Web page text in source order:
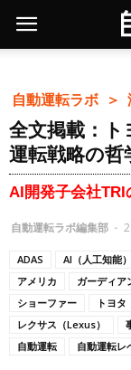
自動運転ラボ ＞
全文掲載：ト
運転戦略の哲
AI開発子会社TRI
自動運転ラボ編集部 -
ADAS AI（人工知能）
アメリカ
ガーディア
ショーファー
トヨ
レクサス（Lexus）
自動運転
自動運転レ